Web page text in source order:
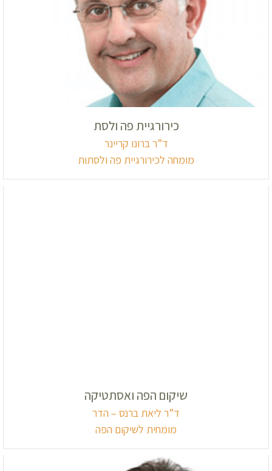
כירורגיית פה ולסת
ד”ר ברונו קריינר
מומחה לכירורגיית פה ולסתות
שיקום הפה ואסתטיקה
ד”ר ליאת ברנס – הדר
מומחית לשיקום הפה